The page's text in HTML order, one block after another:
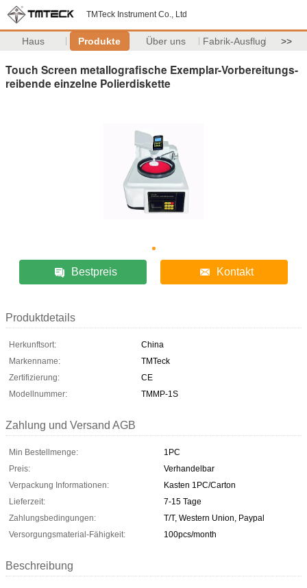
TMTeck Instrument Co., Ltd
Haus Produkte Über uns Fabrik-Ausflug >>
Touch Screen metallografische Exemplar-Vorbereitungs-
reibende einzelne Polierdiskette
Bestpreis Kontakt
Produktdetails
Herkunftsort:
China
Markenname:
TMTeck
Zertifizierung:
CE
Modellnummer:
TMMP-1S
Zahlung und Versand AGB
Min Bestellmenge:
1PC
Preis:
Verhandelbar
Verpackung Informationen:
Kasten 1PC/Carton
Lieferzeit:
7-15 Tage
Zahlungsbedingungen:
T/T, Western Union, Paypal
Versorgungsmaterial-Fähigkeit:
100pcs/month
Beschreibung